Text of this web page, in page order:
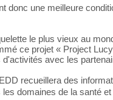
donc une meilleure
le plus vieux au
ce projet « Project
avec les
recueillera des
les domaines de la santé et